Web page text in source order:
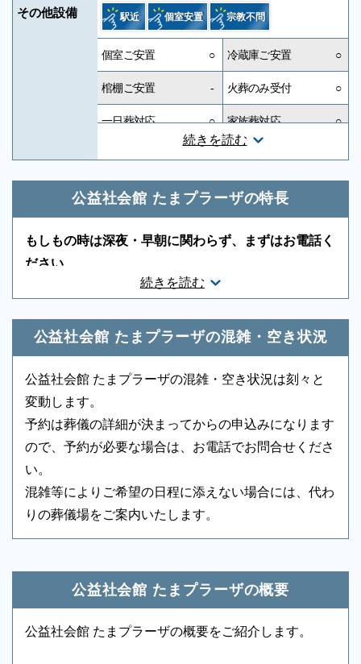
その他設備 駅近 個室安置 宗教不問
続きを読む
個室ご安置 ○ 冷蔵庫ご安置 ○
棺棚ご安置 - 火葬のみ受付 ○
一日葬対応 ○ 家族葬対応 ○
友人葬対応 ○ 社葬対応 ○
音響、照明設備 ○
親族控室 ○ 宗教者控室 ○
浴室 貸布団
アメニティセット ○ 冷蔵庫
テレビ ○ 多目的トイレ
バリアフリー意識 ○ エントランス
ロビー ○
公益社会館 たまプラーザの特長
続きを読む
もしもの時は深夜・早朝に関わらず、まずはお電話く
ださい
ご状況・ご希望などをお伺いしながら段取りを進めま
配、ご安置先（霊安室・安置室）などについても、ご
案内をいたします。
霊柩車などの手配をはじめ、必要な葬具（祭壇、棺、
ドライアイス）などを、ご希望にあわせてご用意いた
します。また、市区役所への死亡届なども代行できま
公益社会館 たまプラーザの混雑・空き状況
公益社会館 たまプラーザの混雑・空き状況は刻々と
変動します。
予約は葬儀の詳細が決まってからの申込みになります
ので、予約が必要な場合は、お電話でお問合せくださ
い。
混雑等によりご希望の日程に添えない場合には、代わ
りの葬儀場をご案内いたします。
公益社会館 たまプラーザの概要
公益社会館 たまプラーザの概要をご紹介します。